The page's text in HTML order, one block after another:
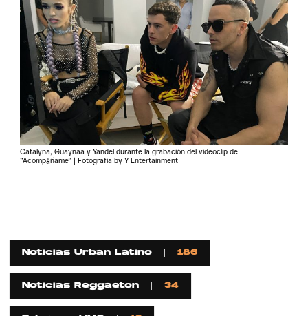
Catalyna, Guaynaa y Yandel durante la grabación del videoclip de
“Acompáñame” | Fotografía by Y Entertainment
Noticias Urban Latino 186
Noticias Reggaeton 34